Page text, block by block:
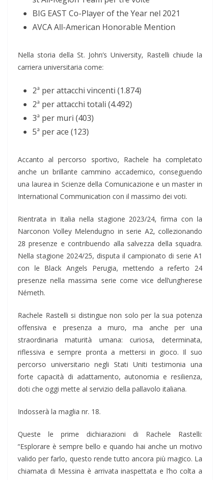
BIG EAST Co-Player of the Year nel 2021
AVCA All-American Honorable Mention
Nella storia della St. John’s University, Rastelli chiude la
carriera universitaria come:
2ª per attacchi vincenti (1.874)
2ª per attacchi totali (4.492)
3ª per muri (403)
5ª per ace (123)
Accanto al percorso sportivo, Rachele ha completato
anche un brillante cammino accademico, conseguendo
una laurea in Scienze della Comunicazione e un master in
International Communication con il massimo dei voti.
Rientrata in Italia nella stagione 2023/24, firma con la
Narconon Volley Melendugno in serie A2, collezionando
28 presenze e contribuendo alla salvezza della squadra.
Nella stagione 2024/25, disputa il campionato di serie A1
con le Black Angels Perugia, mettendo a referto 24
presenze nella massima serie come vice dell’ungherese
Németh.
Rachele Rastelli si distingue non solo per la sua potenza
offensiva e presenza a muro, ma anche per una
straordinaria maturità umana: curiosa, determinata,
riflessiva e sempre pronta a mettersi in gioco. Il suo
percorso universitario negli Stati Uniti testimonia una
forte capacità di adattamento, autonomia e resilienza,
doti che oggi mette al servizio della pallavolo italiana.
Indosserà la maglia nr. 18.
Queste le prime dichiarazioni di Rachele Rastelli:
“Esplorare è sempre bello e quando hai anche un motivo
valido per farlo, questo rende tutto ancora più magico. La
chiamata di Messina è arrivata inaspettata e l’ho colta a